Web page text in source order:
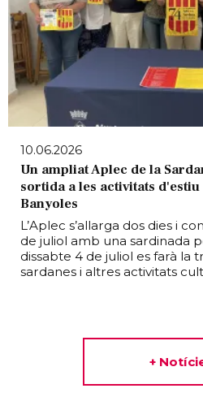
10.06.2026
Un ampliat Aplec de la
sortida a les activitats
Banyoles
L’Aplec s’allarga dos dies i
de juliol amb una sardinada
dissabte 4 de juliol es farà la
sardanes i altres activitats
+